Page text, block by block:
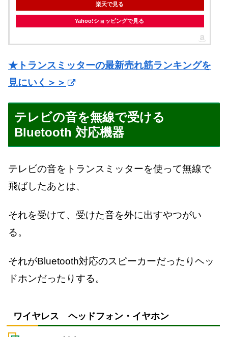
楽天で見る
Yahoo!ショッピングで見る
★トランスミッターの最新売れ筋ランキングを
見にいく＞＞
テレビの音を無線で受ける
Bluetooth 対応機器
テレビの音をトランスミッターを使って無線で
飛ばしたあとは、
それを受けて、受けた音を外に出すやつがい
る。
それがBluetooth対応のスピーカーだったりヘッ
ドホンだったりする。
ワイヤレス ヘッドフォン・イヤホン